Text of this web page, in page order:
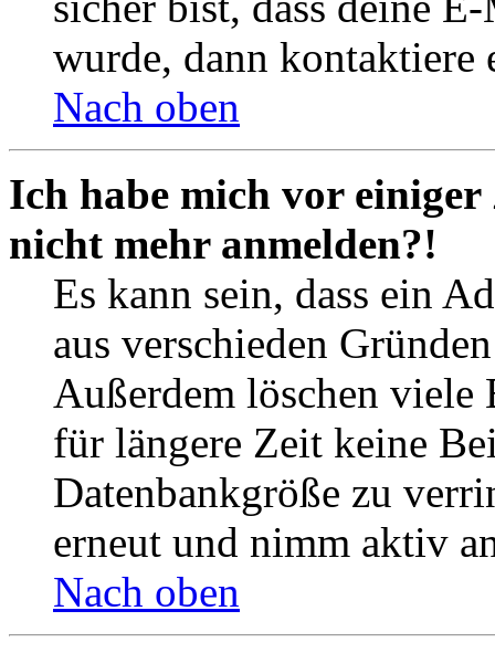
wurde, dann kontaktiere
Nach oben
Ich habe mich vor
nicht mehr anmelden?!
Es kann sein, dass ein
aus verschieden
Außerdem löschen viele
für längere Zeit keine
Datenbankgröße zu
erneut und nimm aktiv
Nach oben